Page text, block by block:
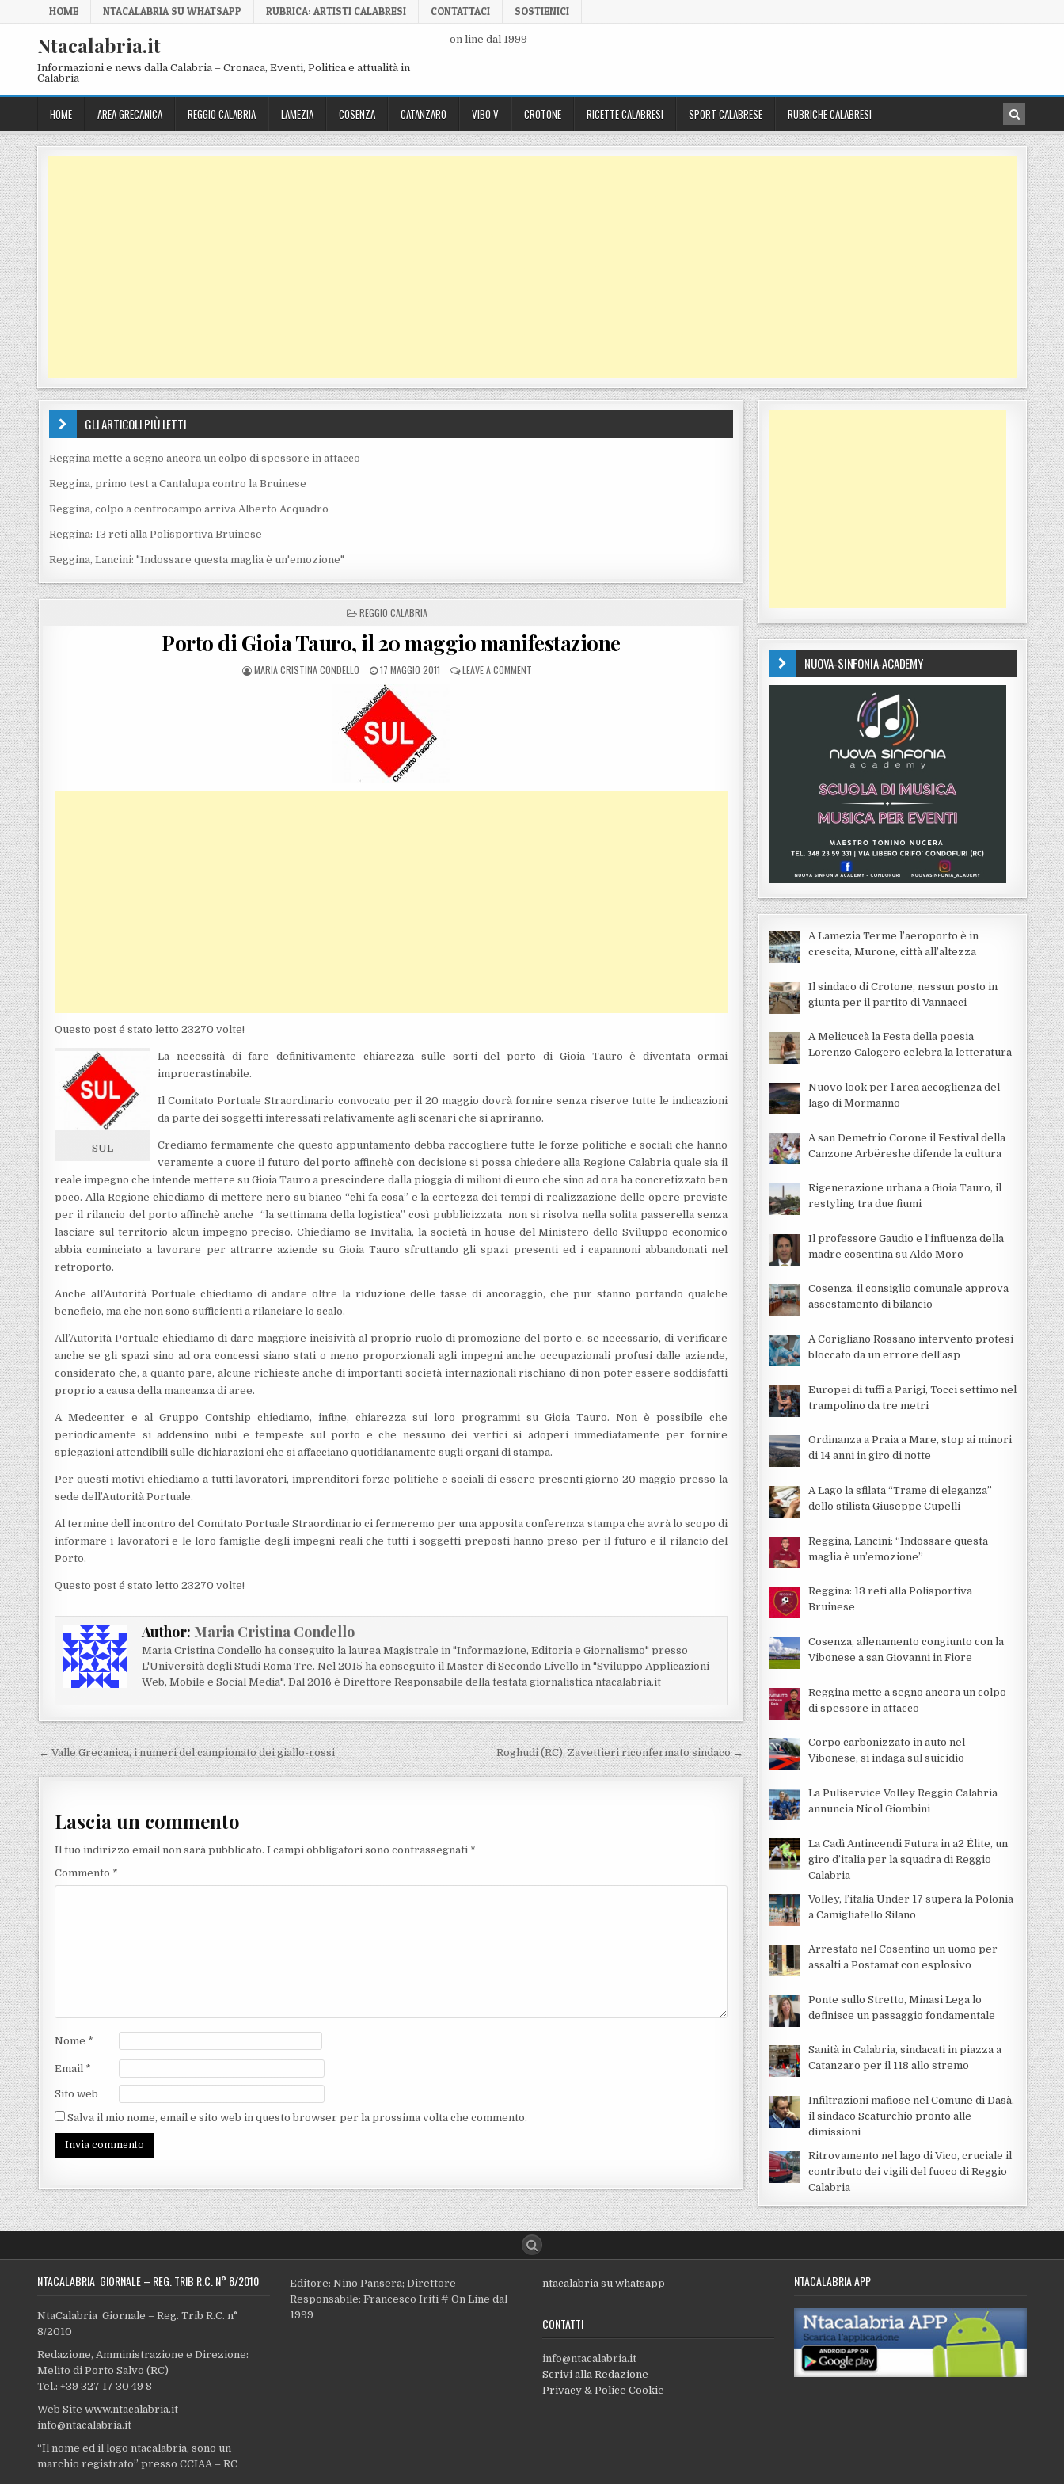
Skip to content
HOME NTACALABRIA SU WHATSAPP RUBRICA: ARTISTI CALABRESI CONTATTACI SOSTIENICI
Ntacalabria.it
Informazioni e news dalla Calabria – Cronaca, Eventi, Politica e attualità in
Calabria
on line dal 1999
HOME AREA GRECANICA REGGIO CALABRIA LAMEZIA COSENZA CATANZARO VIBO V CROTONE RICETTE CALABRESI SPORT CALABRESE RUBRICHE CALABRESI
GLI ARTICOLI PIÙ LETTI
Reggina mette a segno ancora un colpo di spessore in attacco
Reggina, primo test a Cantalupa contro la Bruinese
Reggina, colpo a centrocampo arriva Alberto Acquadro
Reggina: 13 reti alla Polisportiva Bruinese
Reggina, Lancini: "Indossare questa maglia è un'emozione"
POSTED IN
REGGIO CALABRIA
Porto di Gioia Tauro, il 20 maggio manifestazione
POSTED BY
MARIA CRISTINA CONDELLO POSTED ON
17 MAGGIO 2011 LEAVE A COMMENT ON PORTO DI GIOIA TAURO, IL 20 MAGGIO MANIFESTAZIONE
Questo post é stato letto 23270 volte!
SUL
La necessità di fare definitivamente chiarezza sulle sorti del porto di Gioia Tauro è diventata ormai
improcrastinabile.
Il Comitato Portuale Straordinario convocato per il 20 maggio dovrà fornire senza riserve tutte le indicazioni
da parte dei soggetti interessati relativamente agli scenari che si apriranno.
Crediamo fermamente che questo appuntamento debba raccogliere tutte le forze politiche e sociali che hanno
veramente a cuore il futuro del porto affinchè con decisione si possa chiedere alla Regione Calabria quale sia il
reale impegno che intende mettere su Gioia Tauro a prescindere dalla pioggia di milioni di euro che sino ad ora ha concretizzato ben
poco. Alla Regione chiediamo di mettere nero su bianco “chi fa cosa” e la certezza dei tempi di realizzazione delle opere previste
per il rilancio del porto affinchè anche “la settimana della logistica” così pubblicizzata non si risolva nella solita passerella senza
lasciare sul territorio alcun impegno preciso. Chiediamo se Invitalia, la società in house del Ministero dello Sviluppo economico
abbia cominciato a lavorare per attrarre aziende su Gioia Tauro sfruttando gli spazi presenti ed i capannoni abbandonati nel
retroporto.
Anche all’Autorità Portuale chiediamo di andare oltre la riduzione delle tasse di ancoraggio, che pur stanno portando qualche
beneficio, ma che non sono sufficienti a rilanciare lo scalo.
All’Autorità Portuale chiediamo di dare maggiore incisività al proprio ruolo di promozione del porto e, se necessario, di verificare
anche se gli spazi sino ad ora concessi siano stati o meno proporzionali agli impegni anche occupazionali profusi dalle aziende,
considerato che, a quanto pare, alcune richieste anche di importanti società internazionali rischiano di non poter essere soddisfatti
proprio a causa della mancanza di aree.
A Medcenter e al Gruppo Contship chiediamo, infine, chiarezza sui loro programmi su Gioia Tauro. Non è possibile che
periodicamente si addensino nubi e tempeste sul porto e che nessuno dei vertici si adoperi immediatamente per fornire
spiegazioni attendibili sulle dichiarazioni che si affacciano quotidianamente sugli organi di stampa.
Per questi motivi chiediamo a tutti lavoratori, imprenditori forze politiche e sociali di essere presenti giorno 20 maggio presso la
sede dell’Autorità Portuale.
Al termine dell’incontro del Comitato Portuale Straordinario ci fermeremo per una apposita conferenza stampa che avrà lo scopo di
informare i lavoratori e le loro famiglie degli impegni reali che tutti i soggetti preposti hanno preso per il futuro e il rilancio del
Porto.
Questo post é stato letto 23270 volte!
Author: Maria Cristina Condello
Maria Cristina Condello ha conseguito la laurea Magistrale in "Informazione, Editoria e Giornalismo" presso
L'Università degli Studi Roma Tre. Nel 2015 ha conseguito il Master di Secondo Livello in "Sviluppo Applicazioni
Web, Mobile e Social Media". Dal 2016 è Direttore Responsabile della testata giornalistica ntacalabria.it
Navigazione articoli
← Valle Grecanica, i numeri del campionato dei giallo-rossi Roghudi (RC), Zavettieri riconfermato sindaco →
Lascia un commento
Il tuo indirizzo email non sarà pubblicato. I campi obbligatori sono contrassegnati *
Commento *
Nome *
Email *
Sito web
Salva il mio nome, email e sito web in questo browser per la prossima volta che commento.
NUOVA-SINFONIA-ACADEMY
A Lamezia Terme l’aeroporto è in
crescita, Murone, città all’altezza
Il sindaco di Crotone, nessun posto in
giunta per il partito di Vannacci
A Melicuccà la Festa della poesia
Lorenzo Calogero celebra la letteratura
Nuovo look per l’area accoglienza del
lago di Mormanno
A san Demetrio Corone il Festival della
Canzone Arbëreshe difende la cultura
Rigenerazione urbana a Gioia Tauro, il
restyling tra due fiumi
Il professore Gaudio e l’influenza della
madre cosentina su Aldo Moro
Cosenza, il consiglio comunale approva
assestamento di bilancio
A Corigliano Rossano intervento protesi
bloccato da un errore dell’asp
Europei di tuffi a Parigi, Tocci settimo nel
trampolino da tre metri
Ordinanza a Praia a Mare, stop ai minori
di 14 anni in giro di notte
A Lago la sfilata “Trame di eleganza”
dello stilista Giuseppe Cupelli
Reggina, Lancini: “Indossare questa
maglia è un’emozione”
Reggina: 13 reti alla Polisportiva
Bruinese
Cosenza, allenamento congiunto con la
Vibonese a san Giovanni in Fiore
Reggina mette a segno ancora un colpo
di spessore in attacco
Corpo carbonizzato in auto nel
Vibonese, si indaga sul suicidio
La Puliservice Volley Reggio Calabria
annuncia Nicol Giombini
La Cadì Antincendi Futura in a2 Élite, un
giro d’italia per la squadra di Reggio
Calabria
Volley, l’italia Under 17 supera la Polonia
a Camigliatello Silano
Arrestato nel Cosentino un uomo per
assalti a Postamat con esplosivo
Ponte sullo Stretto, Minasi Lega lo
definisce un passaggio fondamentale
Sanità in Calabria, sindacati in piazza a
Catanzaro per il 118 allo stremo
Infiltrazioni mafiose nel Comune di Dasà,
il sindaco Scaturchio pronto alle
dimissioni
Ritrovamento nel lago di Vico, cruciale il
contributo dei vigili del fuoco di Reggio
Calabria
NTACALABRIA GIORNALE – REG. TRIB R.C. N° 8/2010
NtaCalabria Giornale – Reg. Trib R.C. n°
8/2010
Redazione, Amministrazione e Direzione:
Melito di Porto Salvo (RC)
Tel.: +39 327 17 30 49 8
Web Site www.ntacalabria.it –
info@ntacalabria.it
“Il nome ed il logo ntacalabria, sono un
marchio registrato” presso CCIAA – RC
Editore: Nino Pansera; Direttore
Responsabile: Francesco Iriti # On Line dal
1999
ntacalabria su whatsapp
CONTATTI
info@ntacalabria.it
Scrivi alla Redazione
Privacy & Police Cookie
NTACALABRIA APP